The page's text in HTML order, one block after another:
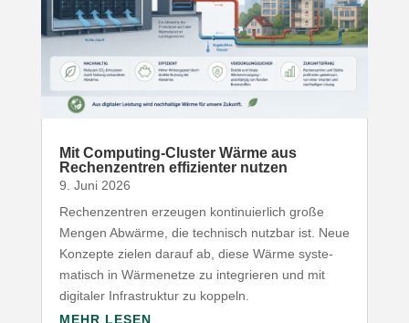
Mit Computing-​Cluster Wärme aus
Rechen­zentren effi­zi­enter nutzen
9. Juni 2026
Rechen­zentren erzeugen konti­nu­ierlich große
Mengen Abwärme, die technisch nutzbar ist. Neue
Konzepte zielen darauf ab, diese Wärme syste­
ma­tisch in Wärme­netze zu inte­grieren und mit
digitaler Infra­struktur zu koppeln.
MEHR LESEN